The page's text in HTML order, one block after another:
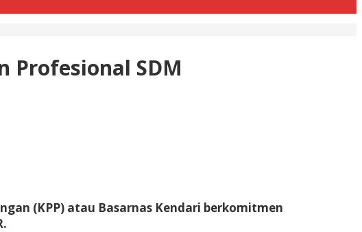
Profesional SDM
(KPP) atau Basarnas Kendari berkomitmen